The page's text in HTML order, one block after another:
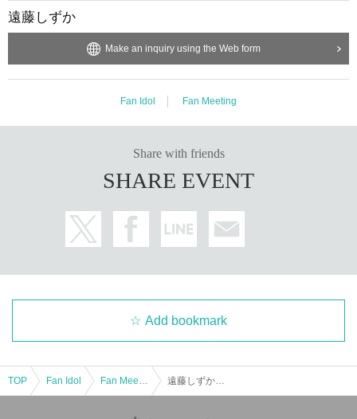
遠藤しずか
Make an inquiry using the Web form
Fan Idol Fan Meeting
Share with friends
SHARE EVENT
Add bookmark
TOP Fan Idol